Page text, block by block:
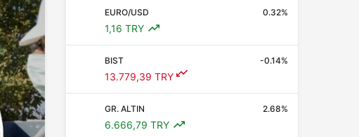
EURO/USD 0.32%
1,16 TRY
BIST -0.14%
13.779,39 TRY
GR. ALTIN 2.68%
6.666,79 TRY